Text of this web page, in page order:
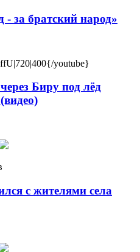
за братский народ»
youtube}
Биру под лёд
с жителями села